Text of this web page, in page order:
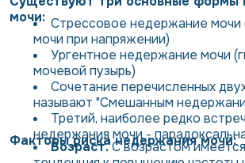
мочи: Стрессовое недержание
мочи при напряжении)
Ургентное недержание мочи
мочевой пузырь)
Сочетание перечисленных
называют "Смешанным
Третий, наиболее редко
недержания мочи -
Факторы риска недержания мочи:
Возраст.С возрастом